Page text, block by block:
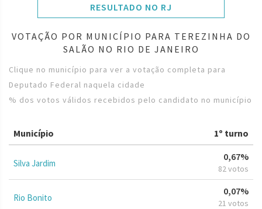
RESULTADO NO RJ
VOTAÇÃO POR MUNICÍPIO PARA TEREZINHA DO
SALÃO NO RIO DE JANEIRO
Clique no município para ver a votação completa para
Deputado Federal naquela cidade
% dos votos válidos recebidos pelo candidato no município
Município 1º turno
Silva Jardim
0,67%
82 votos
Rio Bonito
0,07%
21 votos